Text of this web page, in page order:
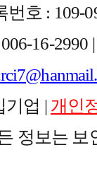
번호 : 109-
16-
기업 | 개인
정보는